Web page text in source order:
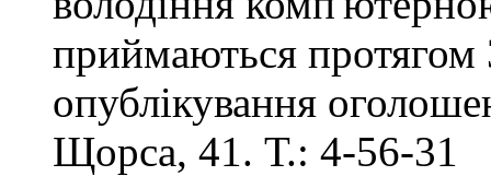
приймаються протягом
опублікування
Щорса, 41. Т.: 4-56-31